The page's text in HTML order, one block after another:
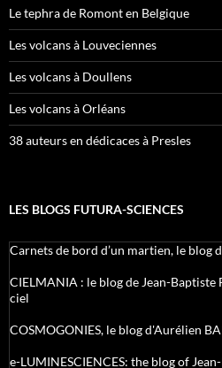
Le tephra de Romont en Belgique
Les volcans à Louveciennes
Les volcans à Doullens
Les volcans à Orléans
38 auteurs en dédicaces à Presles
LES BLOGS FUTURA-SCIENCES
Carnets de bord d’un martien, le blog
CIELMANIA : le blog de Jean-
ciel
COSMOGONIES, le blog d'Aurélien
e-LUMINESCIENCES: the blog of